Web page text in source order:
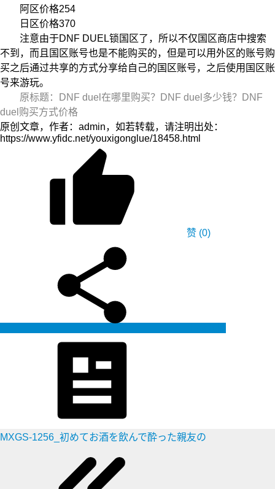
阿区价格254
日区价格370
注意由于DNF DUEL锁国区了，所以不仅国区商店中搜索
不到，而且国区账号也是不能购买的，但是可以用外区的账号购
买之后通过共享的方式分享给自己的国区账号，之后使用国区账
号来游玩。
原标题：DNF duel在哪里购买？DNF duel多少钱？DNF
duel购买方式价格
原创文章，作者：admin，如若转载，请注明出处：
https://www.yfidc.net/youxigonglue/18458.html
赞 (0)
MXGS-1256_初めてお酒を飲んで酔った親友の